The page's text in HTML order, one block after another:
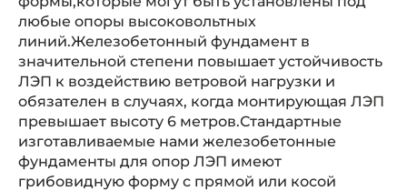
любые опоры высоковольтных
линий.Железобетонный фундамент в
значительной степени повышает устойчивость
ЛЭП к воздействию ветровой нагрузки и
обязателен в случаях, когда монтирующая ЛЭП
превышает высоту 6 метров.Стандартные
изготавливаемые нами железобетонные
фундаменты для опор ЛЭП имеют
грибовидную форму с прямой или косой